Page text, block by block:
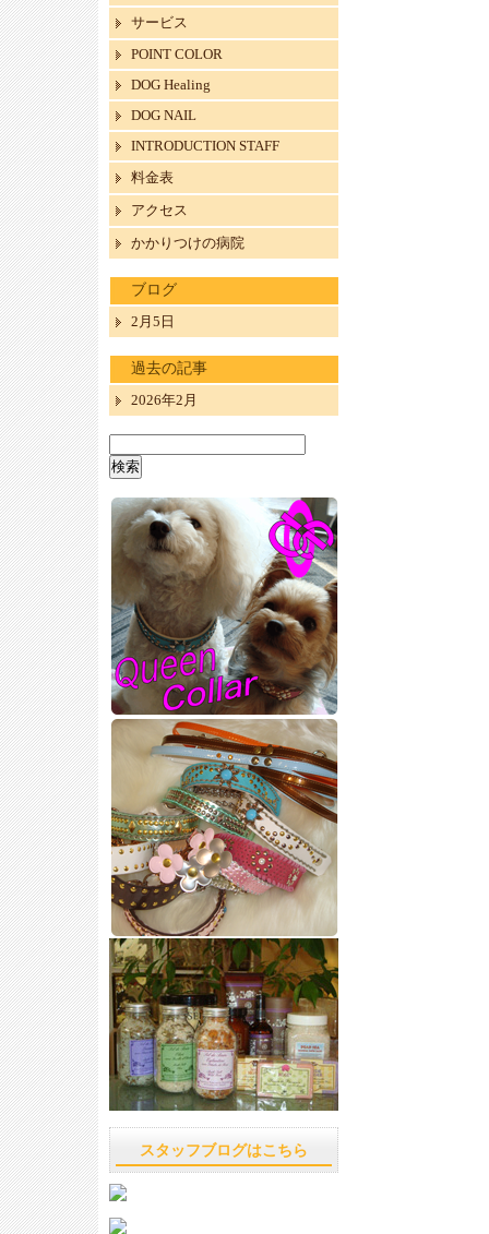
サービス
POINT COLOR
DOG Healing
DOG NAIL
INTRODUCTION STAFF
料金表
アクセス
かかりつけの病院
ブログ
2月5日
過去の記事
2026年2月
索:
スタッフブログはこちら